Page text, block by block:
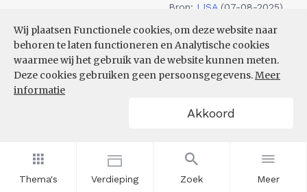
Thema's Verdieping Zoek Meer
Wij plaatsen Functionele cookies, om deze website naar
behoren te laten functioneren en Analytische cookies
waarmee wij het gebruik van de website kunnen meten.
Deze cookies gebruiken geen persoonsgegevens.Meer
informatie
Akkoord
Bron: LISA (07-08-2025)
VESTIGINGEN PER
GROOTTEKLASSE PER 10.000
INWONERS, NAAR
SPEERPUNTSECTOR EN REGIO
Filters